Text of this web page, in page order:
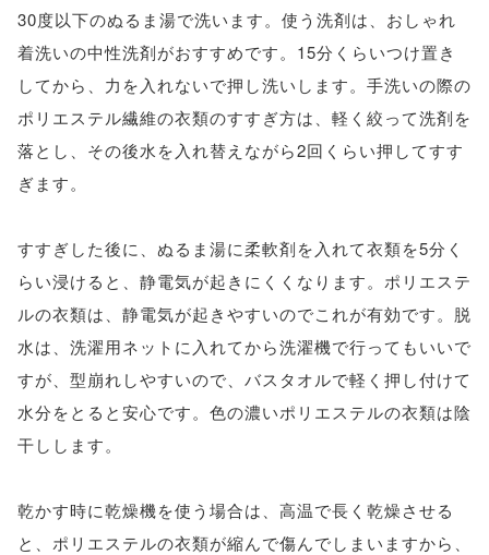
30度以下のぬるま湯で洗います。使う洗剤は、おしゃれ
着洗いの中性洗剤がおすすめです。15分くらいつけ置き
してから、力を入れないで押し洗いします。手洗いの際の
ポリエステル繊維の衣類のすすぎ方は、軽く絞って洗剤を
落とし、その後水を入れ替えながら2回くらい押してすす
ぎます。
すすぎした後に、ぬるま湯に柔軟剤を入れて衣類を5分く
らい浸けると、静電気が起きにくくなります。ポリエステ
ルの衣類は、静電気が起きやすいのでこれが有効です。脱
水は、洗濯用ネットに入れてから洗濯機で行ってもいいで
すが、型崩れしやすいので、バスタオルで軽く押し付けて
水分をとると安心です。色の濃いポリエステルの衣類は陰
干しします。
乾かす時に乾燥機を使う場合は、高温で長く乾燥させる
と、ポリエステルの衣類が縮んで傷んでしまいますから、